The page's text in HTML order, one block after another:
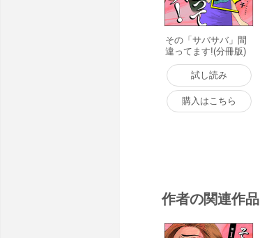
その「サバサバ」間
違ってます!(分冊版)
【第1話】 電子書籍
版
試し読み
購入はこちら
作者の関連作品